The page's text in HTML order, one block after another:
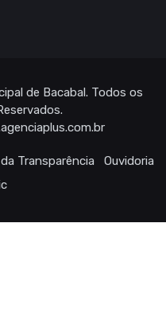
de Bacabal. Todos os
Transparência
Ouvidoria